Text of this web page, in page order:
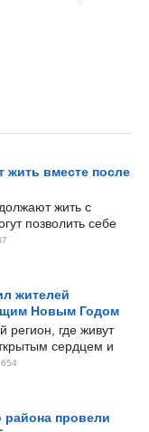
жить вместе после
жить с
позволить себе
жителей
Новым Годом
регион, где живут
сердцем и
провели